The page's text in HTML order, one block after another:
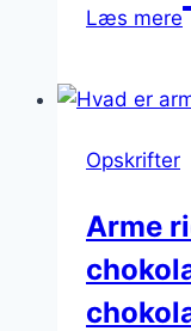
Læs mere
Opskrifter
Arme